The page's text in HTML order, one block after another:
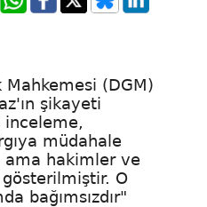
(DGM)
şikayeti
müdahale
ama hakimler ve
gösterilmiştir. O
bağımsızdır"